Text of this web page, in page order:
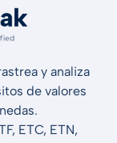
y analiza
de valores
ETC, ETN,